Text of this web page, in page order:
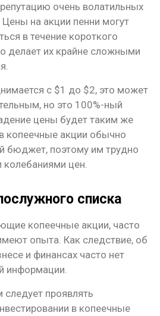
очень волатильных
на акции пенни могут
в течение короткого
делает их крайне сложными
с $1 до $2, это может
но это 100%-ный
цены будет таким же
копеечные акции обычно
бюджет, поэтому им трудно
колебаниями цен.
списка
копеечные акции, часто
опыта. Как следствие, об
и финансах часто нет
информации.
проявлять
в копеечные